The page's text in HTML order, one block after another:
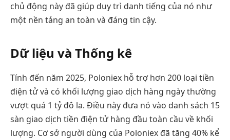
chủ động này đã giúp duy trì danh tiếng của nó như
một nền tảng an toàn và đáng tin cậy.
Dữ liệu và Thống kê
Tính đến năm 2025, Poloniex hỗ trợ hơn 200 loại tiền
điện tử và có khối lượng giao dịch hàng ngày thường
vượt quá 1 tỷ đô la. Điều này đưa nó vào danh sách 15
sàn giao dịch tiền điện tử hàng đầu toàn cầu về khối
lượng. Cơ sở người dùng của Poloniex đã tăng 40% kể